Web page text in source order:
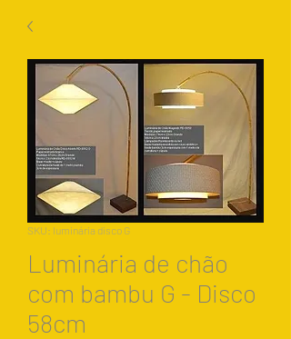
SKU: luminária disco G
Luminária de chão
com bambu G - Disco
58cm